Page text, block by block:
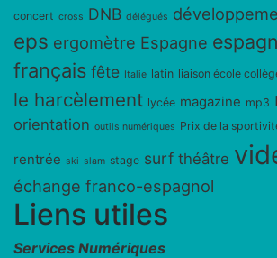
concert cross DNB délégués
eps ergomètre Espagne
français fête Italie latin liaison école
le harcèlement lycée magazine mp3
orientation outils numériques Prix de la
rentrée ski slam stage surf théâtre
échange franco-espagnol
Liens utiles
Services Numériques